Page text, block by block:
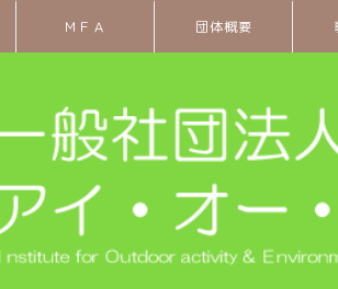
ＭＦＡ 団体概要